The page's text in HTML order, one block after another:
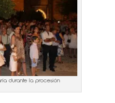
durante la procesión